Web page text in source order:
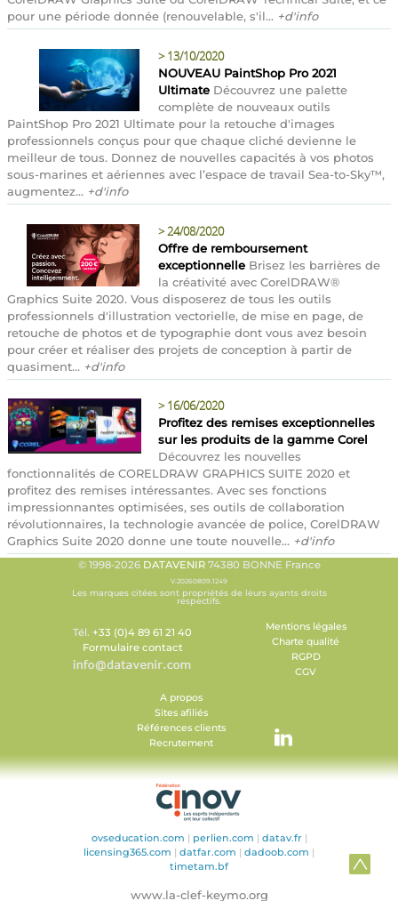
pour une période donnée (renouvelable, s'il... +d'info
> 13/10/2020
NOUVEAU PaintShop Pro 2021
Ultimate Découvrez une palette
complète de nouveaux outils
PaintShop Pro 2021 Ultimate pour la retouche d'images
professionnels conçus pour que chaque cliché devienne le
meilleur de tous. Donnez de nouvelles capacités à vos photos
sous-marines et aériennes avec l’espace de travail Sea-to-Sky™,
augmentez... +d'info
>24/08/2020
Offre de remboursement
exceptionnelle Brisez les barrières de
la créativité avec CorelDRAW®
Graphics Suite 2020. Vous disposerez de tous les outils
professionnels d'illustration vectorielle, de mise en page, de
retouche de photos et de typographie dont vous avez besoin
pour créer et réaliser des projets de conception à partir de
quasiment... +d'info
> 16/06/2020
Profitez des remises exceptionnelles
sur les produits de la gamme Corel
Découvrez les nouvelles
fonctionnalités de CORELDRAW GRAPHICS SUITE 2020 et
profitez des remises intéressantes. Avec ses fonctions
impressionnantes optimisées, ses outils de collaboration
révolutionnaires, la technologie avancée de police, CorelDRAW
Graphics Suite 2020 donne une toute nouvelle... +d'info
© 1998-2026 DATAVENIR74380 BONNE France
V.20260809.1249
Les marques citées sont propriétés de leurs ayants droits
respectifs.
Tél. +33 (0)4 89 61 21 40
Formulaire contact
Mentions légales
Charte qualité
RGPD
CGV
A propos
Sites afiliés
Références clients
Recrutement
ovseducation.com | perlien.com | datav.fr |
licensing365.com | datfar.com | dadoob.com |
timetam.bf
www.la-clef-keymo.org